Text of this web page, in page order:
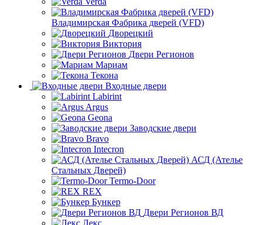
Владимирская Фабрика дверей (VFD)
Дворецкий
Виктория
Двери Регионов
Мариам
Текона
Входные двери
Labirint
Argus
Geona
Заводские двери
Bravo
Intecron
АСД (Ателье
Стальных Дверей)
Termo-Door
REX
Бункер
Двери Регионов ВД
Лекс